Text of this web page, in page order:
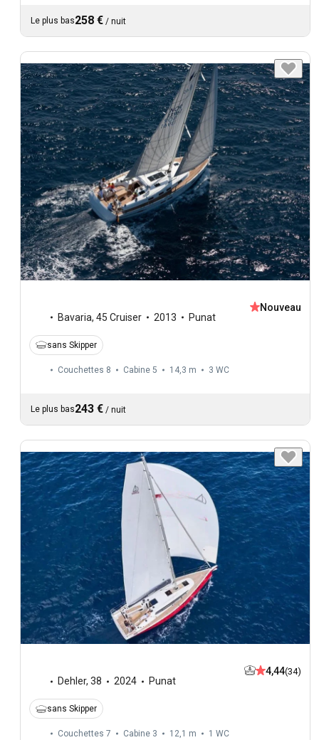
Le plus bas258 € / nuit
Bavaria, 45 Cruiser 2013 Punat
Nouveau
sans Skipper
Couchettes 8 Cabine 5 14,3 m 3 WC
Le plus bas243 € / nuit
Dehler, 38 2024 Punat
4,44(34)
sans Skipper
Couchettes 7 Cabine 3 12,1 m 1 WC